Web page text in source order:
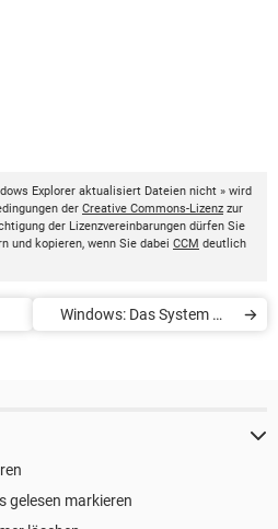
Explorer aktualisiert Dateien nicht » wird
der Creative Commons-Lizenz zur
der Lizenzvereinbarungen dürfen Sie
und kopieren, wenn Sie dabei CCM deutlich
Windows: Das System mit
gelesen markieren